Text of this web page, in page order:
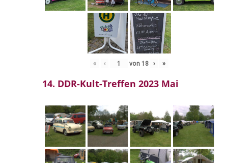
« ‹ von 18 › »
14. DDR-Kult-Treffen 2023 Mai